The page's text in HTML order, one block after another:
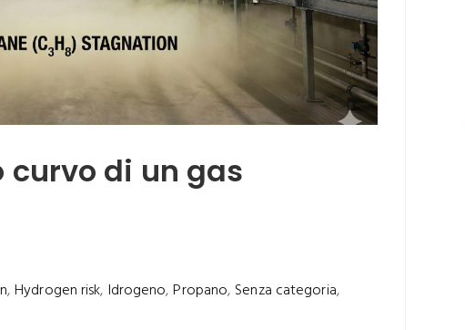
di un gas
,Hydrogen risk, Idrogeno, Propano, Senza categoria,